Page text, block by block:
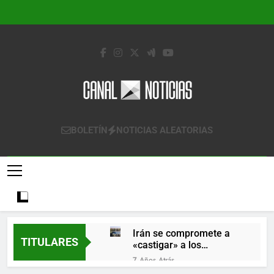
Canal Noticias
Canal Noticias
BOLETÍN NOTICIAS ALEATORIAS
TITULARES
Irán se compromete a
«castigar» a los
responsables de
derribar un avión
7 Años Atrás